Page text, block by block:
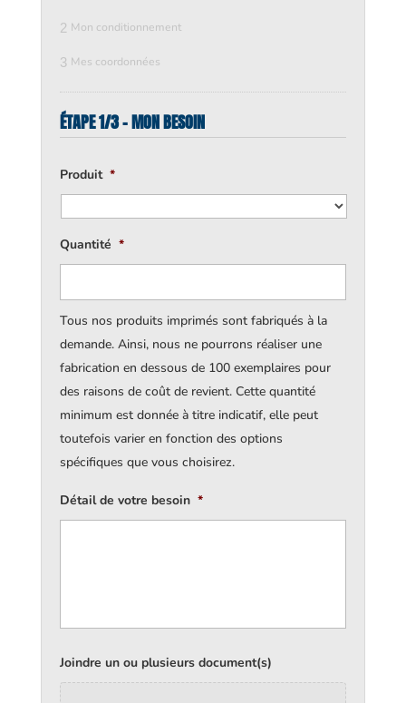
2 Mon conditionnement
3 Mes coordonnées
ÉTAPE 1/3 - MON BESOIN
Produit *
Quantité *
Tous nos produits imprimés sont fabriqués à la
demande. Ainsi, nous ne pourrons réaliser une
fabrication en dessous de 100 exemplaires pour
des raisons de coût de revient. Cette quantité
minimum est donnée à titre indicatif, elle peut
toutefois varier en fonction des options
spécifiques que vous choisirez.
Détail de votre besoin *
Joindre un ou plusieurs document(s)